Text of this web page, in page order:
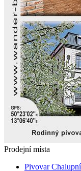
Prodejní místa
Pivovar